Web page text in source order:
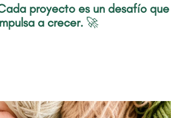
proyecto es un desafío que
a crecer. 🚀